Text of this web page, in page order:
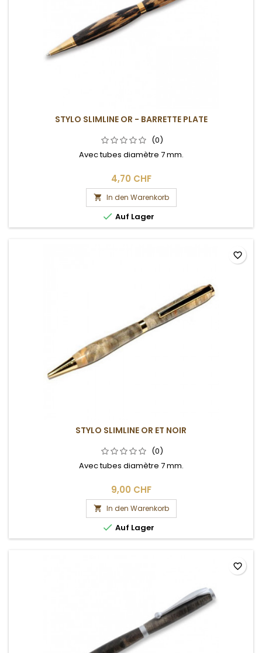
STYLO SLIMLINE OR - BARRETTE PLATE
(0)
Avec tubes diamètre 7 mm.
4,70 CHF
 In den Warenkorb
 Auf Lager
STYLO SLIMLINE OR ET NOIR
(0)
Avec tubes diamètre 7 mm.
9,00 CHF
 In den Warenkorb
 Auf Lager
favorite_border
favorite_border